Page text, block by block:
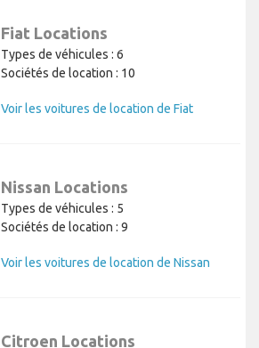
Fiat Locations
Types de véhicules : 6
Sociétés de location : 10
Voir les voitures de location de Fiat
Nissan Locations
Types de véhicules : 5
Sociétés de location : 9
Voir les voitures de location de Nissan
Citroen Locations